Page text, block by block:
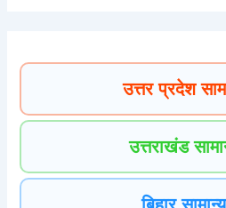
उत्तर प्रदेश
उत्तराखंड
बिहार